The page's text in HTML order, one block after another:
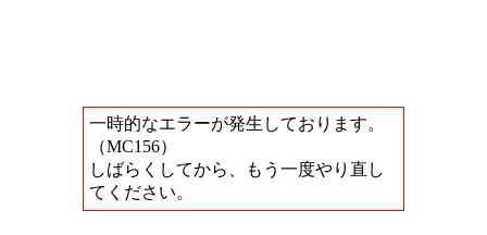
一時的なエラーが発生しております。
（MC156）
しばらくしてから、もう一度やり直し
てください。